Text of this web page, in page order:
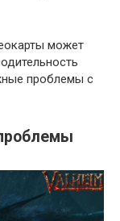
может
проблемы с